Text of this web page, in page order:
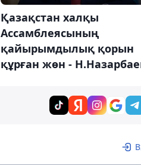
Қазақстан халқы
Ассамблеясының
қайырымдылық қорын
құрған жөн -